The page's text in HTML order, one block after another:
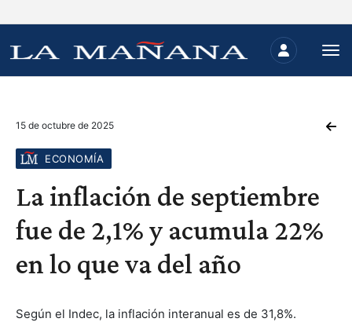
15 de octubre de 2025
ECONOMÍA
La inflación de septiembre
fue de 2,1% y acumula 22%
en lo que va del año
Según el Indec, la inflación interanual es de 31,8%.